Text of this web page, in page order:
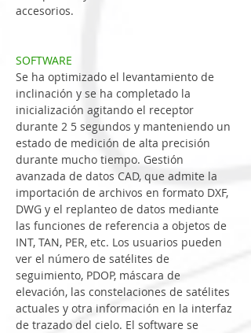
accesorios.
SOFTWARE
Se ha optimizado el levantamiento de
inclinación y se ha completado la
inicialización agitando el receptor
durante 2 5 segundos y manteniendo un
estado de medición de alta precisión
durante mucho tiempo. Gestión
avanzada de datos CAD, que admite la
importación de archivos en formato DXF,
DWG y el replanteo de datos mediante
las funciones de referencia a objetos de
INT, TAN, PER, etc. Los usuarios pueden
ver el número de satélites de
seguimiento, PDOP, máscara de
elevación, las constelaciones de satélites
actuales y otra información en la interfaz
de trazado del cielo. El software se